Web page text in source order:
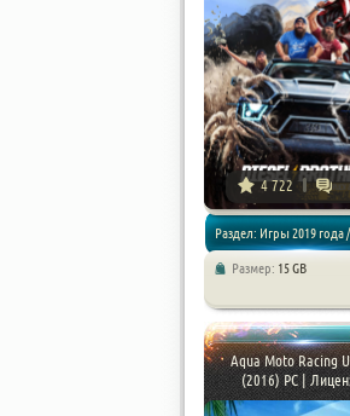
4 722
Раздел: Игры 2019 года /
Размер: 15 GB
Aqua Moto Racing
(2016) PC |